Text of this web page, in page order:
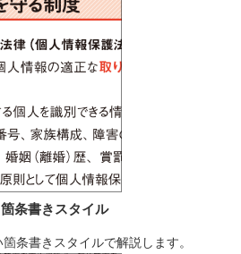
条書きスタイル
条書きスタイルで解説します。